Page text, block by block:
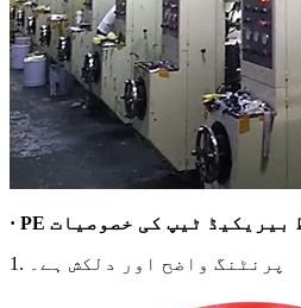
1. پرنٹنگ واضح اور دلکش ہے۔